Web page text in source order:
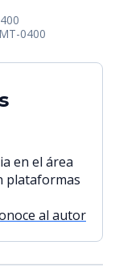
0400
en el área
plataformas
al autor